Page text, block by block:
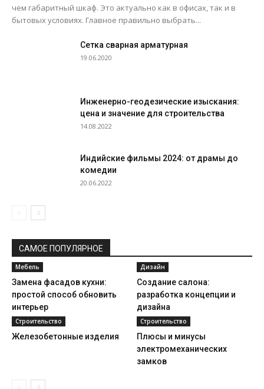
чем габаритный шкаф. Это актуально как в офисах, так и в
бытовых условиях. Главное правильно выбрать...
Сетка сварная арматурная
19.06.2020
Инженерно-геодезические изыскания:
цена и значение для строительства
14.08.2022
Индийские фильмы 2024: от драмы до
комедии
20.06.2022
САМОЕ ПОПУЛЯРНОЕ
Мебель
Замена фасадов кухни:
простой способ обновить
интерьер
Дизайн
Создание салона:
разработка концепции и
дизайна
Строительство
Железобетонные изделия
Строительство
Плюсы и минусы
электромеханических
замков